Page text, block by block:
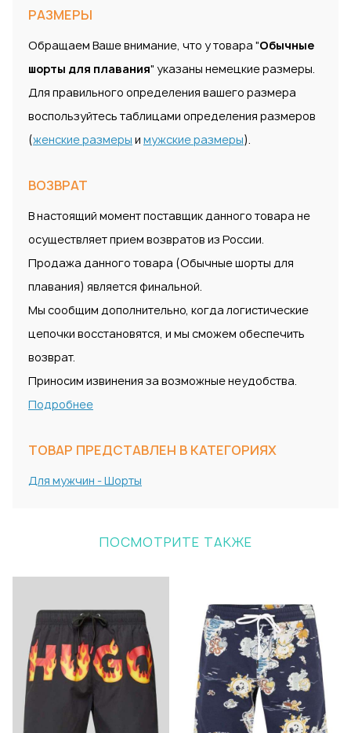
РАЗМЕРЫ
Обращаем Ваше внимание, что у товара "Обычные
шорты для плавания" указаны немецкие размеры.
Для правильного определения вашего размера
воспользуйтесь таблицами определения размеров
(женские размеры и мужские размеры).
ВОЗВРАТ
В настоящий момент поставщик данного товара не
осуществляет прием возвратов из России.
Продажа данного товара (Обычные шорты для
плавания) является финальной.
Мы сообщим дополнительно, когда логистические
цепочки восстановятся, и мы сможем обеспечить
возврат.
Приносим извинения за возможные неудобства.
Подробнее
ТОВАР ПРЕДСТАВЛЕН В КАТЕГОРИЯХ
Для мужчин - Шорты
ПОСМОТРИТЕ ТАКЖЕ